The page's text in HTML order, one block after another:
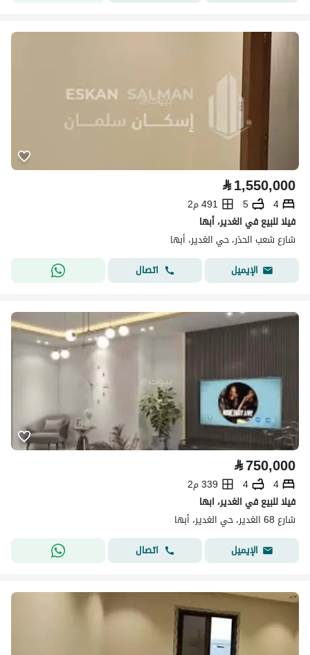
⃁1,550,000
4
5
491 م2
فيلا للبيع في الغدير، أبها
شارع شعب الحذر، حي الغدير، أبها
الإيميل
اتصال
⃁750,000
4
4
339 م2
فيلا للبيع في الغدير، ابها
شارع 68 الغدير، حي الغدير، أبها
الإيميل
اتصال